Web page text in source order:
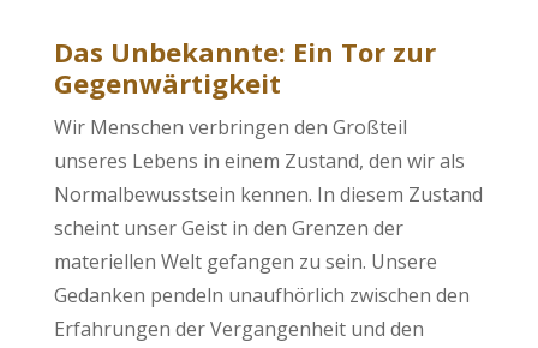
Das Unbekannte: Ein Tor zur
Gegenwärtigkeit
Wir Menschen verbringen den Großteil
unseres Lebens in einem Zustand, den wir als
Normalbewusstsein kennen. In diesem Zustand
scheint unser Geist in den Grenzen der
materiellen Welt gefangen zu sein. Unsere
Gedanken pendeln unaufhörlich zwischen den
Erfahrungen der Vergangenheit und den